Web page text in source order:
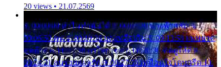
20 views • 21.07.2569
1. 00:00:00 ทำไมทำฉันได้ 2. 00:03:20 นางฟ้าสลัม 3.
00:06:50 คน 4. 00:10:36 บุญเหลือเกิน 5. 00:13:58 ฝนหยาด
สุดท้าย 6. 00:17:30 ยาใจยาจก 7. 00:20:30 คิดดูให้ดี 8.
00:24:21 ลบรอยแผลรัก 9. 00:27:35 เหมือนใจโดนกรีด 10.